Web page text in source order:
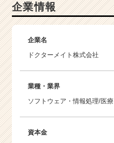
企業情報
企業名
ドクターメイト株式会社
業種・業界
ソフトウェア・情報処理/医
資本金